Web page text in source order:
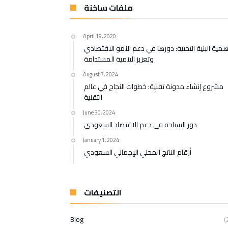
ملفات ساخنة
April 19, 2020
البنية التحتية: دورها في دعم النمو الاقتصادي
وتعزيز التنمية المستدامة
August 7, 2024
مشروع إنشاء مدونة تقنية: خطوات النجاح في عالم
التقنية
June 30, 2024
دور السياحة في دعم الاقتصاد السعودي
January 1, 2024
أرقام الناتج المحلي الإجمالي السعودي
التصنيفات
Blog